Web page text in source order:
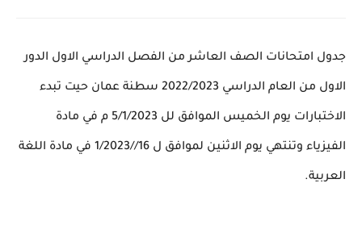
جدول امتحانات الصف العاشر من الفصل الدراسي الاول الدور
الاول من العام الدراسي 2022/2023 سطنة عمان حيت تبدء
الاختبارات يوم الخميس الموافق لل 5/1/2023 م في مادة
الفيزياء وتنتهي يوم الاثنين لموافق ل 16//1/2023 في مادة اللغة
العربية.